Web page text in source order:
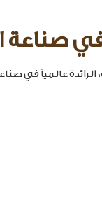
في
عالمياً في صناعة